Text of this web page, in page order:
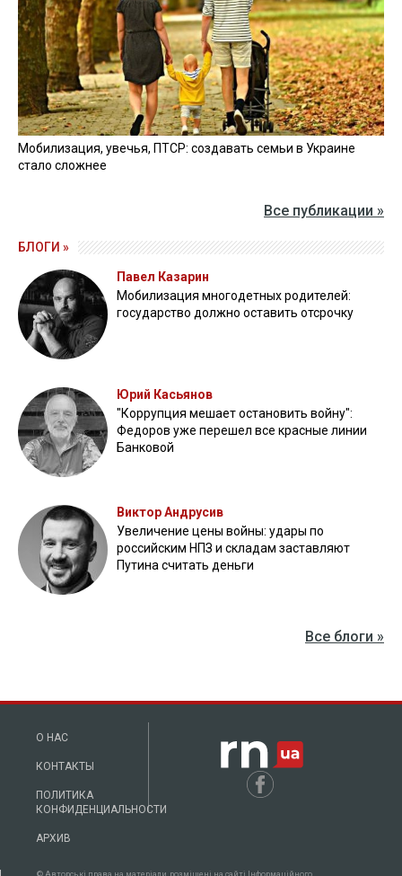
Мобилизация, увечья, ПТСР: создавать семьи в Украине
стало сложнее
Все публикации »
БЛОГИ »
Павел Казарин
Мобилизация многодетных родителей:
государство должно оставить отсрочку
Юрий Касьянов
"Коррупция мешает остановить войну":
Федоров уже перешел все красные линии
Банковой
Виктор Андрусив
Увеличение цены войны: удары по
российским НПЗ и складам заставляют
Путина считать деньги
Все блоги »
О НАС
КОНТАКТЫ
ПОЛИТИКА
КОНФИДЕНЦИАЛЬНОСТИ
АРХИВ